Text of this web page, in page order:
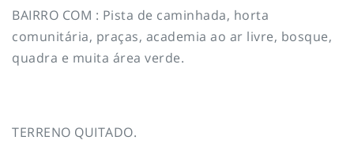
BAIRRO COM : Pista de caminhada, horta
comunitária, praças, academia ao ar livre, bosque,
quadra e muita área verde.
TERRENO QUITADO.